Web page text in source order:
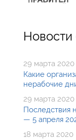
Новости
29 марта 2020
Какие
нерабочие
29 марта 2020
Последствия
— 5 апреля
18 марта 2020